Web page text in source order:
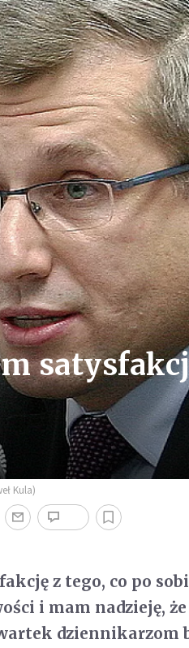
Kula)
z tego, co po
i mam nadzieję,
dziennikarzom